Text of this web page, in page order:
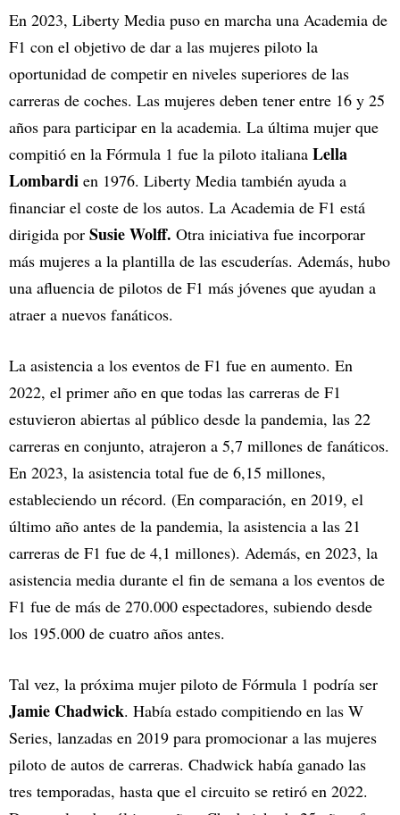
En 2023, Liberty Media puso en marcha una Academia de
F1 con el objetivo de dar a las mujeres piloto la
oportunidad de competir en niveles superiores de las
carreras de coches. Las mujeres deben tener entre 16 y 25
años para participar en la academia. La última mujer que
compitió en la Fórmula 1 fue la piloto italiana Lella
Lombardi en 1976. Liberty Media también ayuda a
financiar el coste de los autos. La Academia de F1 está
dirigida por Susie Wolff. Otra iniciativa fue incorporar
más mujeres a la plantilla de las escuderías. Además, hubo
una afluencia de pilotos de F1 más jóvenes que ayudan a
atraer a nuevos fanáticos.
La asistencia a los eventos de F1 fue en aumento. En
2022, el primer año en que todas las carreras de F1
estuvieron abiertas al público desde la pandemia, las 22
carreras en conjunto, atrajeron a 5,7 millones de fanáticos.
En 2023, la asistencia total fue de 6,15 millones,
estableciendo un récord. (En comparación, en 2019, el
último año antes de la pandemia, la asistencia a las 21
carreras de F1 fue de 4,1 millones). Además, en 2023, la
asistencia media durante el fin de semana a los eventos de
F1 fue de más de 270.000 espectadores, subiendo desde
los 195.000 de cuatro años antes.
Tal vez, la próxima mujer piloto de Fórmula 1 podría ser
Jamie Chadwick. Había estado compitiendo en las W
Series, lanzadas en 2019 para promocionar a las mujeres
piloto de autos de carreras. Chadwick había ganado las
tres temporadas, hasta que el circuito se retiró en 2022.